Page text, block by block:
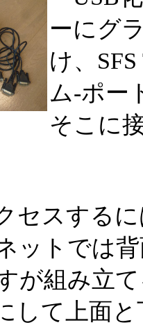
ーにグ
け、
ム-ポー
そこに
セスするに
ットでは
が組み立
して上面